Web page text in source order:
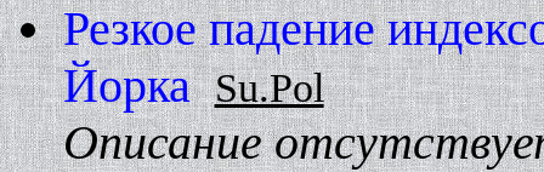
Резкое падение
Йорка Su.Pol
Описание